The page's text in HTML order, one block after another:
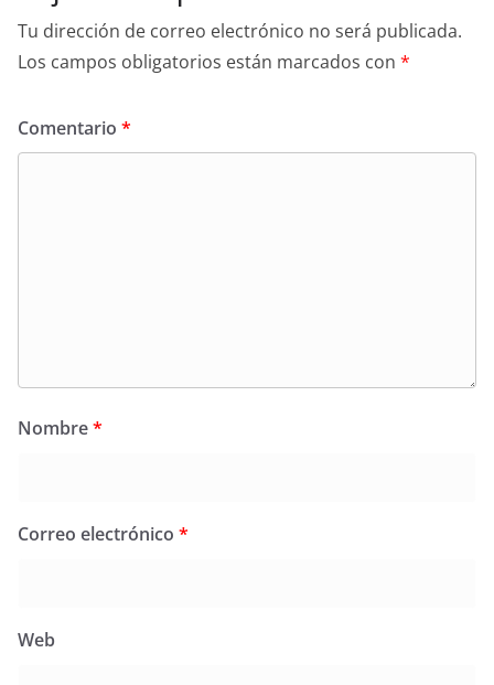
Tu dirección de correo electrónico no será publicada.
Los campos obligatorios están marcados con *
Comentario *
Nombre*
Correo electrónico *
Web